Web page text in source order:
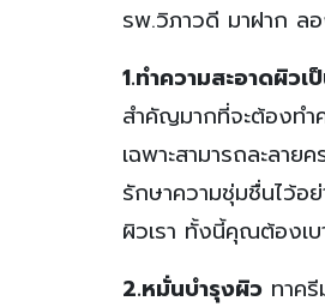
รพ.วิภาวดี มาฝาก ล
1.ทำความสะอาดผิว
สำคัญมากที่จะต้องทำ
เฉพาะสามารถละลา
รักษาความชุ่มชื่นไว้อ
ผิวเรา ทั้งนี้คุณต้องเ
2.หมั่นบำรุงผิว ทาค